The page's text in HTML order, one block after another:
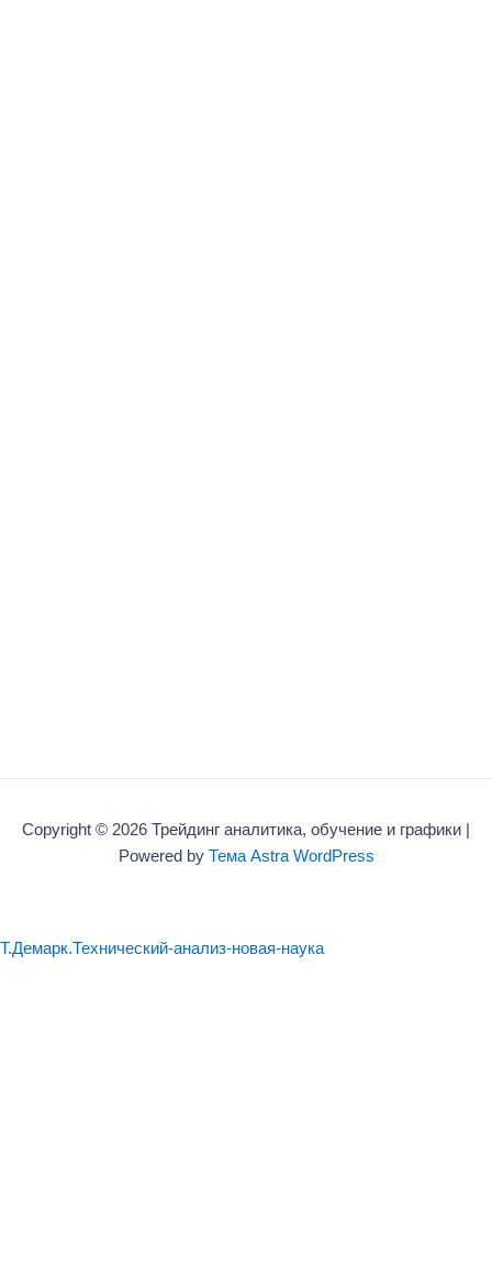
Copyright © 2026 Трейдинг аналитика, обучение и графики |
Powered by Тема Astra WordPress
Т.Демарк.Технический-анализ-новая-наука